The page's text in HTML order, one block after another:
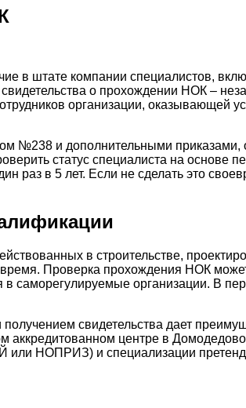
в штате компании специалистов,
о прохождении НОК –
организации, оказывающей
№238 и дополнительными
статус специалиста на основе
в 5 лет. Если не сделать это
в строительстве,
Проверка прохождения НОК
в саморегулируемые организации. В
свидетельства дает
аккредитованном центре в
или НОПРИЗ) и специализации